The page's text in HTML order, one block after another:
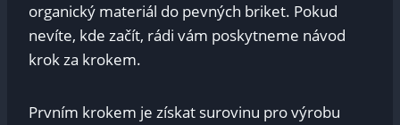
organický materiál do pevných briket. Pokud
nevíte, kde začít, rádi vám poskytneme návod
krok za krokem.
Prvním krokem je získat surovinu pro výrobu